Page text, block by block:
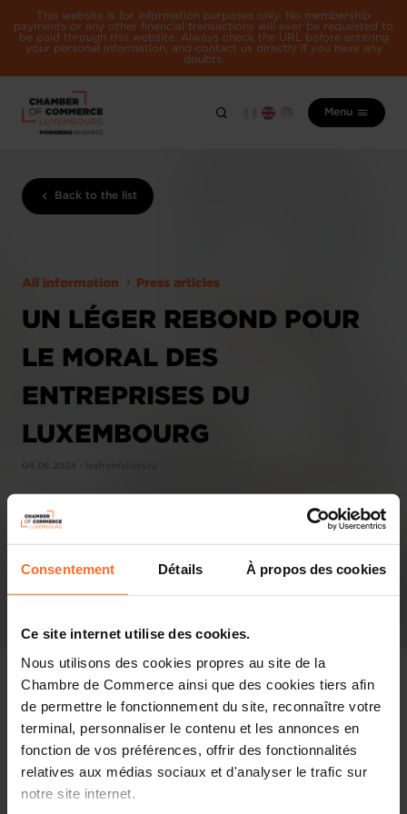
Consentement Détails À propos des cookies
Ce site internet utilise des cookies.
Nous utilisons des cookies propres au site de la
Chambre de Commerce ainsi que des cookies tiers afin
de permettre le fonctionnement du site, reconnaître votre
terminal, personnaliser le contenu et les annonces en
fonction de vos préférences, offrir des fonctionnalités
relatives aux médias sociaux et d'analyser le trafic sur
notre site internet.
This website is for information purposes only. No membership
payments or any other financial transactions will ever be requested to
be paid through this website. Always check the URL before entering
your personal information, and contact us directly if you have any
doubts.
Menu
Back to the list
All information Press articles
UN LÉGER REBOND POUR
LE MORAL DES
ENTREPRISES DU
LUXEMBOURG
In the press
Share this article